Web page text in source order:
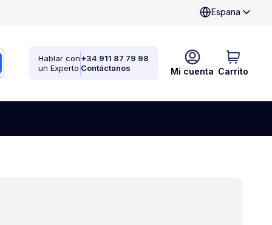
Espana
Mi cuenta Carrito
Hablar con
un Experto
+34 911 87 79 98
Contáctanos